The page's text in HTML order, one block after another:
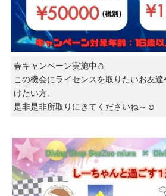
春キャンペーン実施中⛄️
この機会にライセンスを取りたいお友
けたい方、
是非是非所取りにきてくださいね～☺️